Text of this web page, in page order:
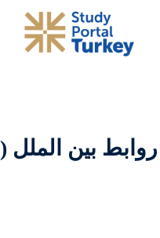
/ دانشگاه